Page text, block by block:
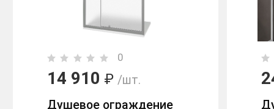
0
14 910 ₽ /шт.
Душевое ограждение